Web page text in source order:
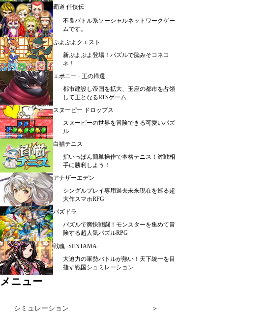
覇道 任侠伝
不良バトル系ソーシャルネットワークゲー
ムです。
ぷよぷよクエスト
新ぷよぷよ登場！パズルで脳みそコネコ
ネ！
エボニー - 王の帰還
都市建設し帝国を拡大、玉座の都市を占領
して王となるRTSゲーム
スヌーピー ドロップス
スヌーピーの世界を冒険できる可愛いパズ
ル
白猫テニス
指いっぽん簡単操作で本格テニス！対戦相
手に勝利しよう！
アナザーエデン
シングルプレイ専用過去未来現在を巡る超
大作スマホRPG
パズドラ
パズルで爽快戦闘！モンスターを集めて冒
険する超人気パズルRPG
戦魂 -SENTAMA-
大迫力の軍勢バトルが熱い！天下統一を目
指す戦国シュミレーション
メニュー
シミュレーション ＞